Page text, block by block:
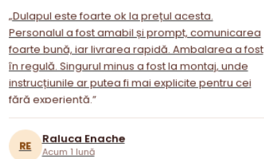
„Dulapul este foarte ok la prețul acesta.
Personalul a fost amabil și prompt, comunicarea
foarte bună, iar livrarea rapidă. Ambalarea a fost
în regulă. Singurul minus a fost la montaj, unde
instrucțiunile ar putea fi mai explicite pentru cei
fără experiență.”
RE Raluca Enache
Acum 1 lună